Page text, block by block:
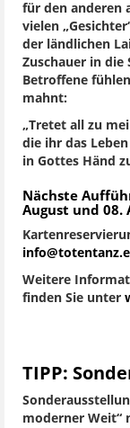
für den anderen
vielen
der ländlichen
Zuschauer in die
Betroffene
mahnt:
„Tretet all zu
die ihr das
in Gottes Händ
Nächste
August und 08.
Weitere
finden Sie unter
TIPP:
moderner Weit“